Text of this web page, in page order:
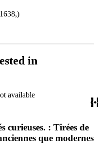
in
available
curieuses. : Tirées de
que modernes